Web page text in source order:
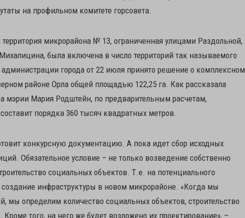
на профильном комитете горсовета.
микрорайона № 13, ограниченная улицами Раздольной,
была включена в число территорий так называемого
города от 22 июля принято решение о комплексном
районе Орла общей площадью 122,25 га. Как рассказала
мэрии Мария Родштейн, по предварительным расчетам,
порядка 360 тысяч квадратных метров.
конкурсную документацию. А пока идет сбор исходных
Обязательное условие – не только возведение собственно
социальных объектов. Т.е. на потенциального
инфраструктуры в новом микрорайоне. «Когда мы
мы определим количество социальных объектов, строительство
того, на него же будет возложено их проектирование», –